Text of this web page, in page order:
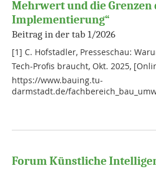
Mehrwert und die Grenzen
Implementierung“
Beitrag in der tab 1/2026
[1] C. Hofstadler, Presseschau:
Tech-Profis braucht, Okt. 2025,
https://www.bauing.tu-
darmstadt.de/
Forum Künstliche